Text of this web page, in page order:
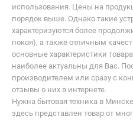
использования. Цены на
порядок выше. Однако такие
характеризуются более
покоя), а также отличным
основные характеристики
наиболее актуальны для Вас.
производителем или сразу с
отзывы о них в интернете.
Нужна бытовая техника в
здесь представлен товар от